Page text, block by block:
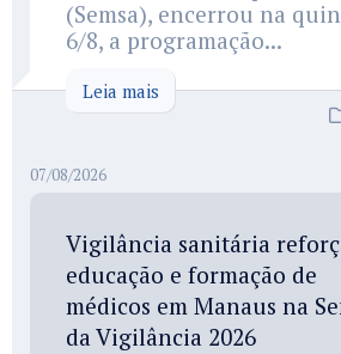
(Semsa), encerrou na
6/8, a programação...
Leia mais
07/08/2026
Vigilância sanitária
educação e formação de
médicos em Manaus na
da Vigilância 2026